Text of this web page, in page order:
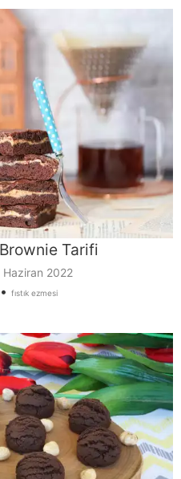
Brownie Tarifi
Haziran 2022
• fıstık ezmesi